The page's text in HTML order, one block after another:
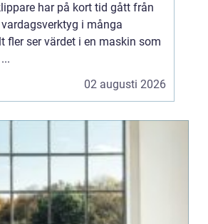
har på kort tid gått från
i många
fler ser värdet i en maskin som
02 augusti 2026